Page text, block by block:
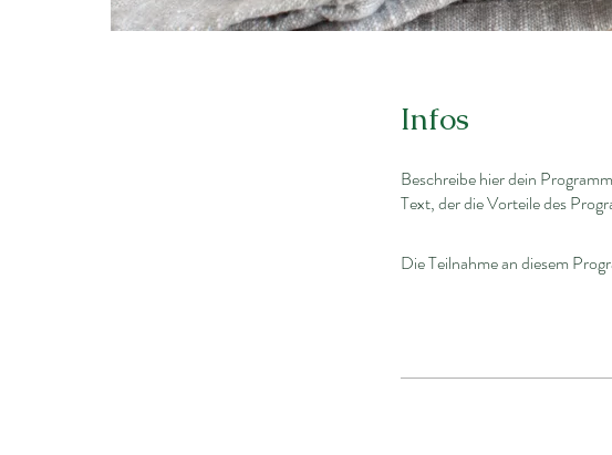
Infos
Beschreibe hier dein
Text, der die Vorteile des
Die Teilnahme an diesem